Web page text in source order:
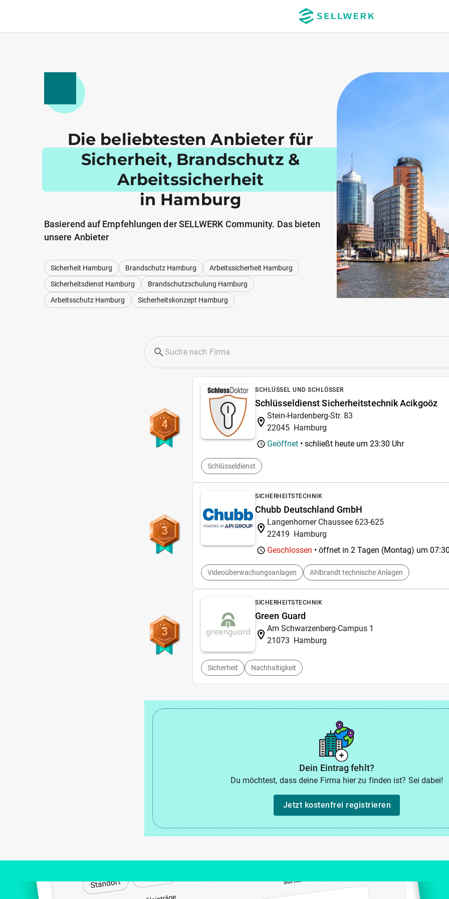
Die beliebtesten Anbieter für
Sicherheit, Brandschutz &
Arbeitssicherheit
in Hamburg
Basierend auf Empfehlungen der SELLWERK Community. Das bieten
unsere Anbieter
Sicherheit Hamburg Brandschutz Hamburg
Arbeitssicherheit Hamburg
Sicherheitsdienst Hamburg
Brandschutzschulung Hamburg
Arbeitsschutz Hamburg
Sicherheitskonzept Hamburg
4
SCHLÜSSEL UND SCHLÖSSER
Schlüsseldienst Sicherheitstechnik Acikgoöz
Stein-Hardenberg-Str. 83
22045 Hamburg
Geöffnet • schließt heute um 23:30 Uhr
Schlüsseldienst
3
SICHERHEITSTECHNIK
Chubb Deutschland GmbH
Langenhorner Chaussee 623-625
22419 Hamburg
Geschlossen • öffnet in 2 Tagen (Montag) um
Videoüberwachungsanlagen Ahlbrandt technische Anlagen
3
SICHERHEITSTECHNIK
Green Guard
Am Schwarzenberg-Campus 1
21073 Hamburg
Sicherheit Nachhaltigkeit
Dein Eintrag fehlt?
Du möchtest, dass deine Firma hier zu finden ist? Sei dabei!
Jetzt kostenfrei registrieren